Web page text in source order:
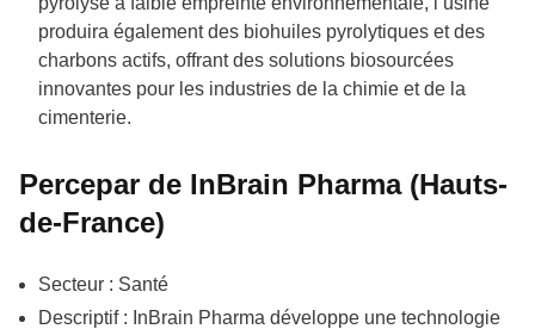
produira également des biohuiles pyrolytiques et des
charbons actifs, offrant des solutions biosourcées
innovantes pour les industries de la chimie et de la
cimenterie.
Percepar de InBrain Pharma (Hauts-
de-France)
Secteur : Santé
Descriptif : InBrain Pharma développe une technologie